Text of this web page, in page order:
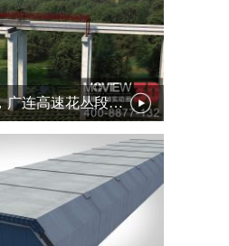
广达八方连天下，广连高速花丛段道路三维动画